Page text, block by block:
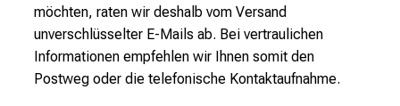
möchten, raten wir deshalb vom Versand
unverschlüsselter E-Mails ab. Bei vertraulichen
Informationen empfehlen wir Ihnen somit den
Postweg oder die telefonische Kontaktaufnahme.